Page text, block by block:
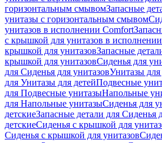
горизонтальным смывомЗапасные
унитазы с горизонтальным смывом
унитазов в исполнении Comfort
с крышкой для унитазов в
крышкой для унитазовЗапасные
крышкой для унитазовСиденья для
для Сиденья для унитазовУнитазы для
для Унитазы для детейПодвесные
для Подвесные унитазыНапольные
для Напольные унитазыСиденья для
детскиеЗапасные детали для Сиденья
детскиеСиденья с крышкой для
Сиденья с крышкой для унитазов